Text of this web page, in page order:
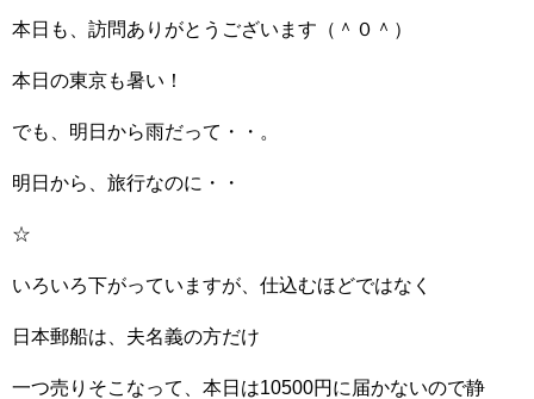
本日も、訪問ありがとうございます（＾０＾）
本日の東京も暑い！
でも、明日から雨だって・・。
明日から、旅行なのに・・
☆
いろいろ下がっていますが、仕込むほどではなく
日本郵船は、夫名義の方だけ
一つ売りそこなって、本日は10500円に届かないので静